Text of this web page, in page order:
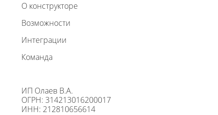
О конструкторе
Возможности
Интеграции
Команда
ИП Олаев В.А.
ОГРН: 314213016200017
ИНН: 212810656614